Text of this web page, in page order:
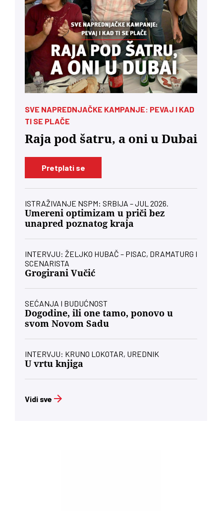
SVE NAPREDNJAČKE KAMPANJE: PEVAJ I KAD
TI SE PLAČE
Raja pod šatru, a oni u Dubai
Pretplati se
ISTRAŽIVANJE NSPM: SRBIJA – JUL 2026.
Umereni optimizam u priči bez
unapred poznatog kraja
INTERVJU: ŽELJKO HUBAČ – PISAC, DRAMATURG I
SCENARISTA
Grogirani Vučić
SEĆANJA I BUDUĆNOST
Dogodine, ili one tamo, ponovo u
svom Novom Sadu
INTERVJU: KRUNO LOKOTAR, UREDNIK
U vrtu knjiga
Vidi sve